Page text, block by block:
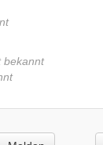
bekannt